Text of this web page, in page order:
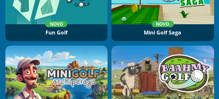
NOVO
Fun Golf
NOVO
Mini Golf Saga